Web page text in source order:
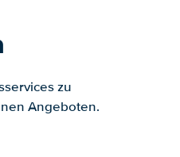
zu
Angeboten.